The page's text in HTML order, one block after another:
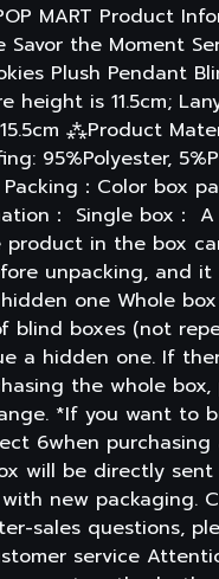
MART Product
Savor the Moment
Plush Pendant
height is 11.5cm;
⁂Product
95%Polyester,
：Color box
： Single box：
product in the box
unpacking, and it
one Whole box
blind boxes (not
a hidden one. If
the whole
*If you want to
6when purchasing
will be directly
new packaging.
sales questions,
service